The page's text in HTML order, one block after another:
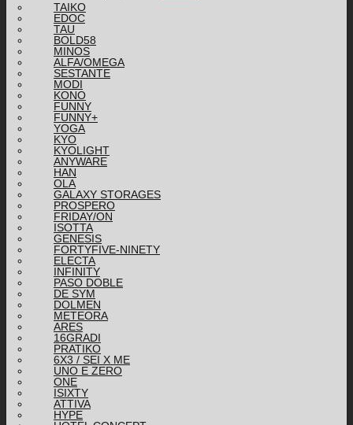
TAIKO
EDOC
TAU
BOLD58
MINOS
ALFA/OMEGA
SESTANTE
MODI
KONO
FUNNY
FUNNY+
YOGA
KYO
KYOLIGHT
ANYWARE
HAN
OLA
GALAXY STORAGES
PROSPERO
FRIDAY/ON
ISOTTA
GENESIS
FORTYFIVE-NINETY
ELECTA
INFINITY
PASO DOBLE
DE SYM
DOLMEN
METEORA
ARES
16GRADI
PRATIKO
6X3 / SEI X ME
UNO E ZERO
ONE
ISIXTY
ATTIVA
HYPE